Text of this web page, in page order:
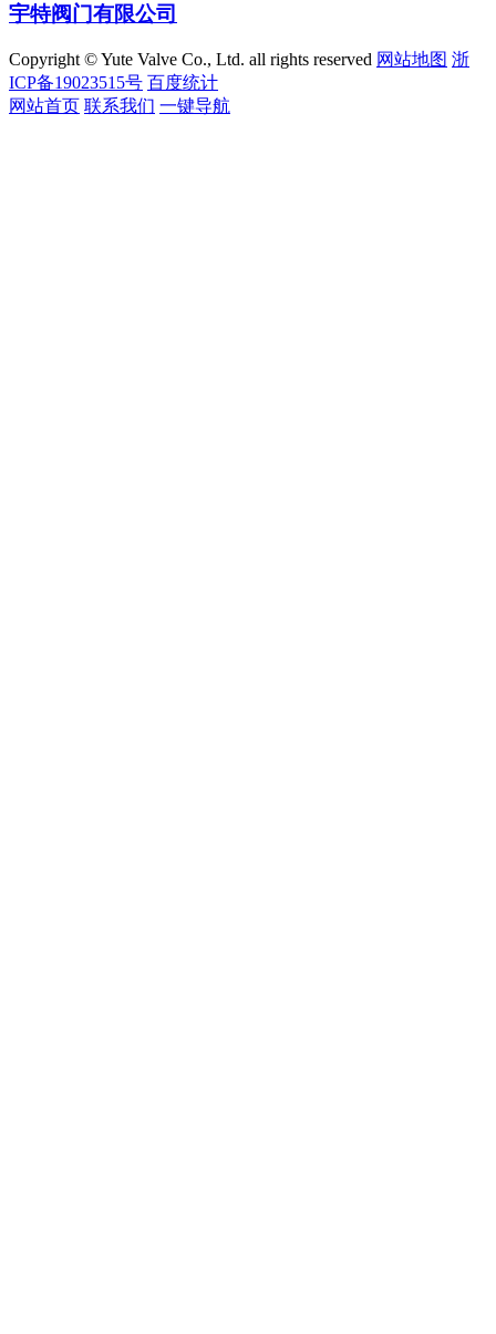
宇特阀门有限公司
Copyright © Yute Valve Co., Ltd. all rights reserved 网站地图 浙
ICP备19023515号 百度统计
网站首页 联系我们 一键导航